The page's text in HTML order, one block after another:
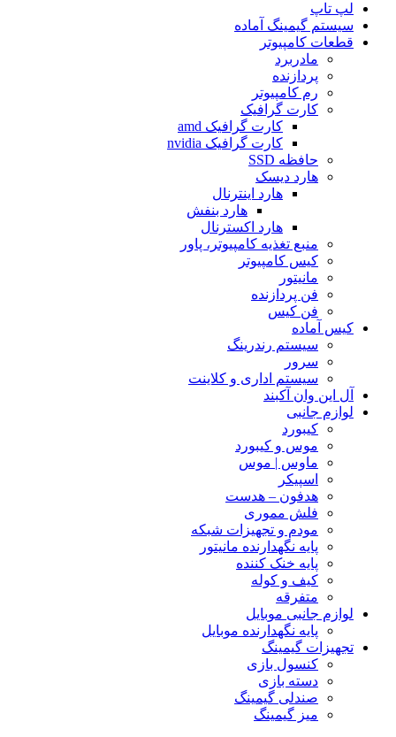
لپ تاپ
سیستم گیمینگ آماده
قطعات کامپیوتر
مادربرد
پردازنده
رم کامپیوتر
کارت گرافیک
کارت گرافیک amd
کارت گرافیک nvidia
حافظه SSD
هارد دیسک
هارد اینترنال
هارد بنفش
هارد اکسترنال
منبع تغذیه کامپیوتر، پاور
کیس کامپیوتر
مانیتور
فن پردازنده
فن کیس
کیس آماده
سیستم رندرینگ
سرور
سیستم‌ اداری و کلاینت
آل این وان آکبند
لوازم جانبی
کیبورد
موس و کیبورد
ماوس | موس
اسپیکر
هدفون – هدست
فلش مموری
مودم و تجهیزات شبکه
پایه نگهدارنده مانیتور
پایه خنک کننده
کیف و کوله
متفرقه
لوازم جانبی موبایل
پایه نگهدارنده موبایل
تجهیزات گیمینگ
کنسول بازی
دسته بازی
صندلی گیمینگ
میز گیمینگ